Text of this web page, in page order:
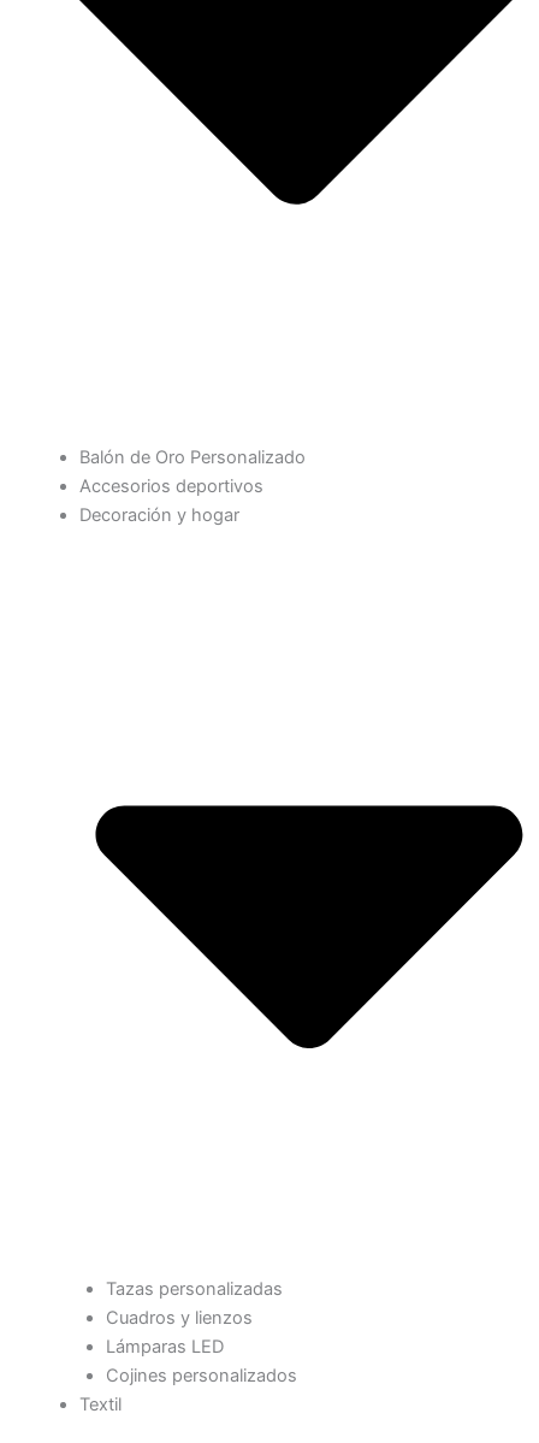
Balón de Oro Personalizado
Accesorios deportivos
Decoración y hogar
Tazas personalizadas
Cuadros y lienzos
Lámparas LED
Cojines personalizados
Textil